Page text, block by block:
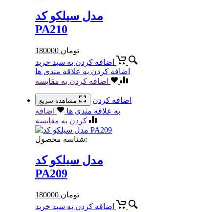
مدل سیلکو کد
PA210
180000 تومان
اضافه کردن به سبد خرید
اضافه کردن به علاقه مندی ها
اضافه کردن به مقایسه
مشاهده سریع
اضافه کردن
به علاقه مندی ها
اضافه
کردن به مقایسه
شناسه محصول:
مدل سیلکو کد
PA209
180000 تومان
اضافه کردن به سبد خرید